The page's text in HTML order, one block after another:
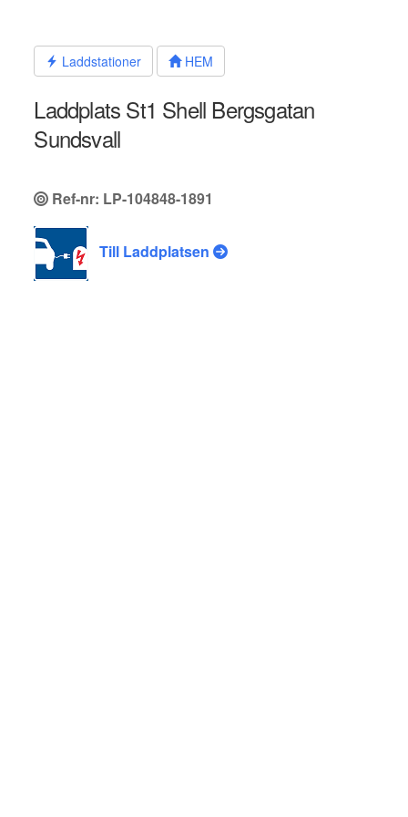
innehållet Laddstationer HEM
Laddplats St1 Shell Bergsgatan
Sundsvall
Ref-nr: LP-104848-1891
Till Laddplatsen